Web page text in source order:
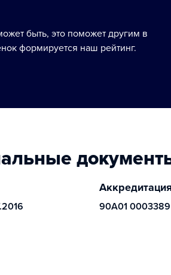
быть, это поможет другим в
формируется наш рейтинг.
90А01